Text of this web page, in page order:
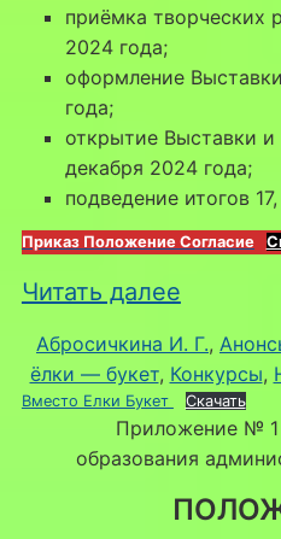
приёмка творческих
2024 года;
оформление
года;
открытие Выставки
декабря 2024 года;
подведение итогов
Приказ Положение Согласие
Читать далее:
«Вместо
—
Абросичкина И. Г.,
ёлки — букет, Конкурсы,
Вместо Елки Букет Скачать
Приложение № 1
образования